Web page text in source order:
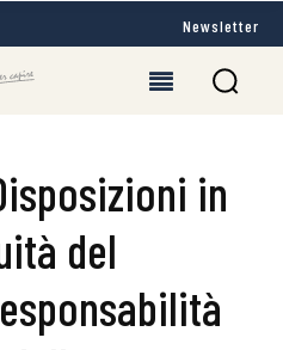
Newsletter
in
del